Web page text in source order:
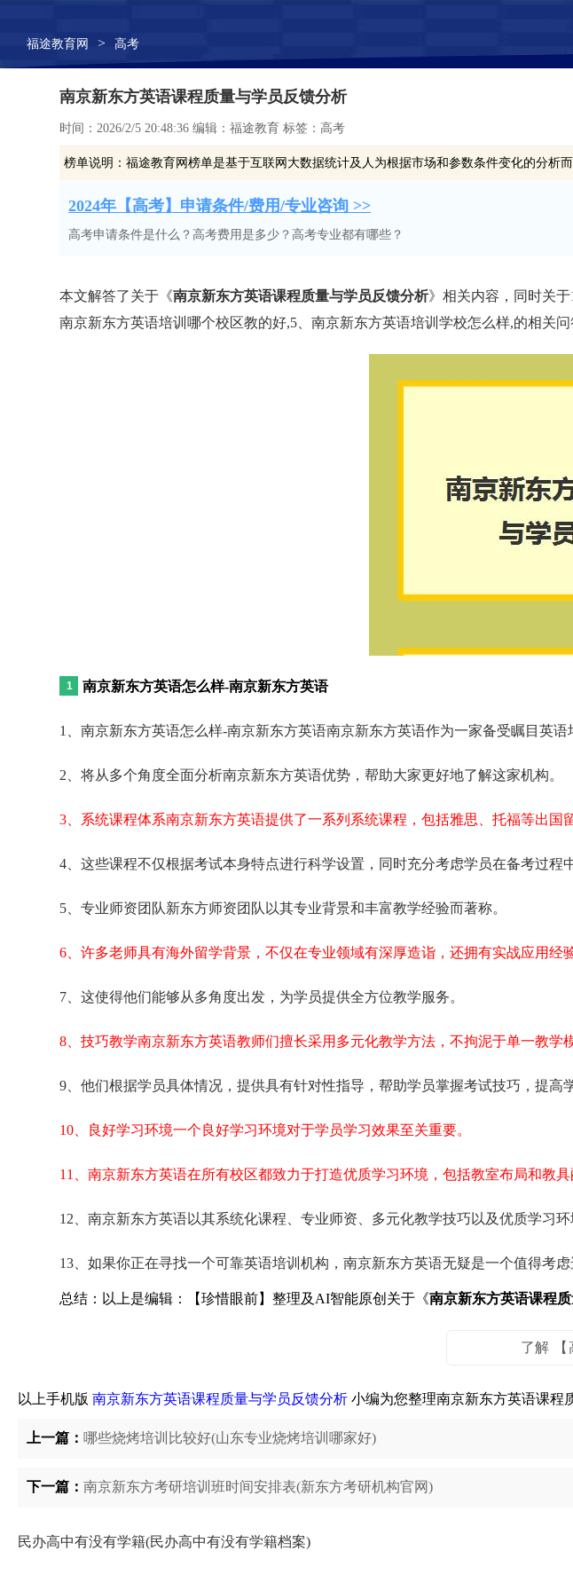
福途教育网 > 高考
南京新东方英语课程质量与学员反馈分析
时间：2026/2/5 20:48:36 编辑：福途教育 标签：高考
榜单说明：福途教育网榜单是基于互联网大数据统计及人为根据市场和参数条件变化的分析
2024年【高考】申请条件/费用/专业咨询 >>
高考申请条件是什么？高考费用是多少？高考专业都有哪些？
本文解答了关于《南京新东方英语课程质量与学员反馈分析》相关内容，同时关
南京新东方英语培训哪个校区教的好,5、南京新东方英语培训学校怎么样,的相关
南京新东方英语怎么样-南京新东方英语
1、南京新东方英语怎么样-南京新东方英语南京新东方英语作为一家备受瞩目英
2、将从多个角度全面分析南京新东方英语优势，帮助大家更好地了解这家机构。
3、系统课程体系南京新东方英语提供了一系列系统课程，包括雅思、托福等出国
4、这些课程不仅根据考试本身特点进行科学设置，同时充分考虑学员在备考过程
5、专业师资团队新东方师资团队以其专业背景和丰富教学经验而著称。
6、许多老师具有海外留学背景，不仅在专业领域有深厚造诣，还拥有实战应用经验
7、这使得他们能够从多角度出发，为学员提供全方位教学服务。
8、技巧教学南京新东方英语教师们擅长采用多元化教学方法，不拘泥于单一教学
9、他们根据学员具体情况，提供具有针对性指导，帮助学员掌握考试技巧，提高
10、良好学习环境一个良好学习环境对于学员学习效果至关重要。
11、南京新东方英语在所有校区都致力于打造优质学习环境，包括教室布局和教
12、南京新东方英语以其系统化课程、专业师资、多元化教学技巧以及优质学习
13、如果你正在寻找一个可靠英语培训机构，南京新东方英语无疑是一个值得考虑
总结：以上是编辑：【珍惜眼前】整理及AI智能原创关于《南京新东方英语课程
了解 【
以上手机版 南京新东方英语课程质量与学员反馈分析 小编为您整理南京新东方英语课程
上一篇： 哪些烧烤培训比较好(山东专业烧烤培训哪家好)
下一篇： 南京新东方考研培训班时间安排表(新东方考研机构官网)
民办高中有没有学籍(民办高中有没有学籍档案)